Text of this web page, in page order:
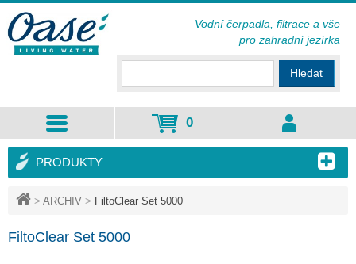
> ARCHIV > FiltoClear Set 5000
FiltoClear Set 5000
PRODUKTY
Hledat
0
Vodní čerpadla, filtrace a vše
pro zahradní jezírka